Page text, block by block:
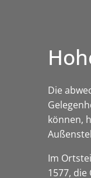
Die
können,
Im
1577,